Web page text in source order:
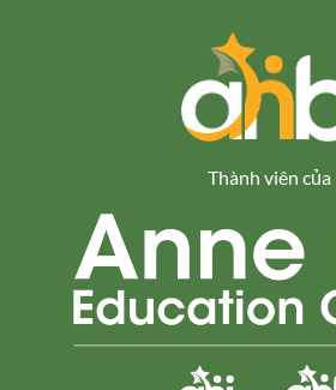
Thành viên của